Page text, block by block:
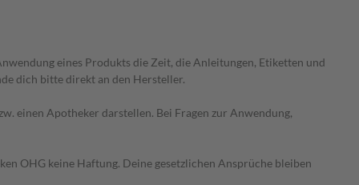
eines Produkts die Zeit, die Anleitungen, Etiketten und
dich bitte direkt an den Hersteller.
einen Apotheker darstellen. Bei Fragen zur Anwendung,
OHG keine Haftung. Deine gesetzlichen Ansprüche bleiben